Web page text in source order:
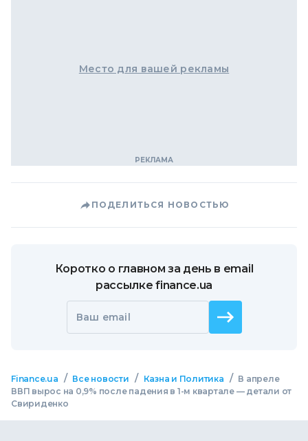
Место для вашей рекламы
ПОДЕЛИТЬСЯ НОВОСТЬЮ
Коротко о главном за день в email
рассылке finance.ua
Ваш email
Finance.ua / Все новости / Казна и Политика / В апреле
ВВП вырос на 0,9% после падения в 1-м квартале — детали от
Свириденко